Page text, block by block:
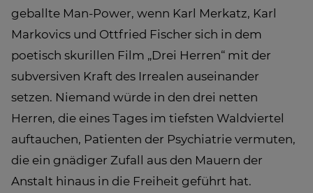
geballte Man-Power, wenn Karl Merkatz, Karl
Markovics und Ottfried Fischer sich in dem
poetisch skurillen Film „Drei Herren“ mit der
subversiven Kraft des Irrealen auseinander
setzen. Niemand würde in den drei netten
Herren, die eines Tages im tiefsten Waldviertel
auftauchen, Patienten der Psychiatrie vermuten,
die ein gnädiger Zufall aus den Mauern der
Anstalt hinaus in die Freiheit geführt hat.